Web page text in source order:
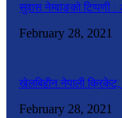
सुवास नेम्वाङको टिप्पणी :
February 28, 2021
खेलबिहीन नेपाली क्रिकेट,
February 28, 2021